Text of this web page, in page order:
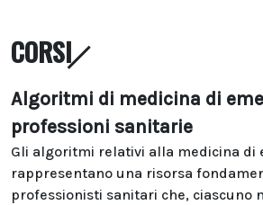
CORSI
Algoritmi di medicina di
professioni sanitarie
Gli algoritmi relativi alla medicina di
rappresentano una risorsa
professionisti sanitari che, ciascuno